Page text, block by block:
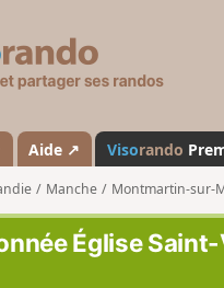
s
a
n
d
o
Aide ↗ Visorando
Manche Montmartin-sur-
Église